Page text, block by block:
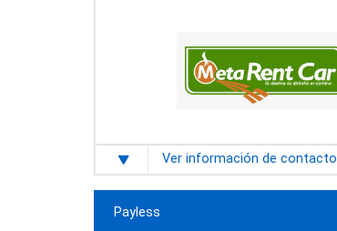
Ver información de contacto
Payless